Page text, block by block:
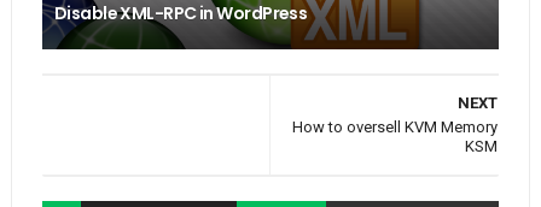
Disable XML-RPC in WordPress
NEXT
How to oversell KVM Memory
KSM